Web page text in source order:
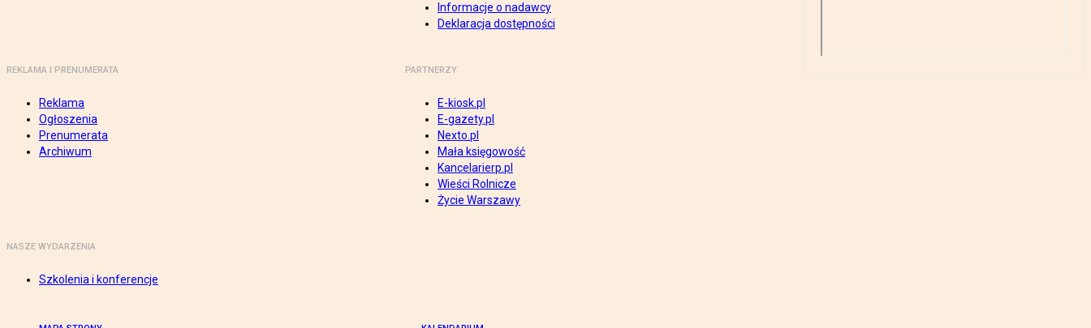
Informacje o nadawcy
Deklaracja dostępności
REKLAMA I PRENUMERATA
Reklama
Ogłoszenia
Prenumerata
Archiwum
PARTNERZY
E-kiosk.pl
E-gazety.pl
Nexto.pl
Mała księgowość
Kancelarierp.pl
Wieści Rolnicze
Życie Warszawy
NASZE WYDARZENIA
Szkolenia i konferencje